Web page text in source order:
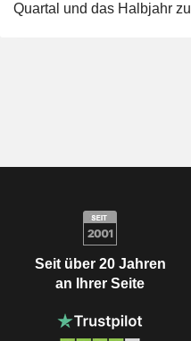
Quartal und das Halbjahr
Seit über 20 Jahren
an Ihrer Seite